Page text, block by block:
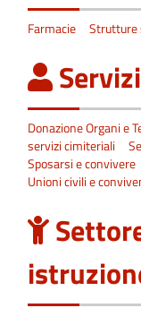
Farmacie Strutture
Donazione Organi e
servizi cimiteriali
Sposarsi e convivere
Unioni civili e